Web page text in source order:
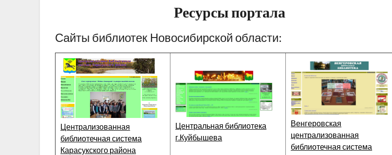
Ресурсы портала
Сайты библиотек Новосибирской области:
Централизованная
библиотечная система
Карасукского района
Центральная библиотека
г.Куйбышева
Венгеровская
централизованная
библиотечная система